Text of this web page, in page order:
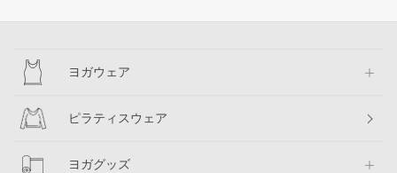
ヨガウェア
ピラティスウェア
ヨガグッズ